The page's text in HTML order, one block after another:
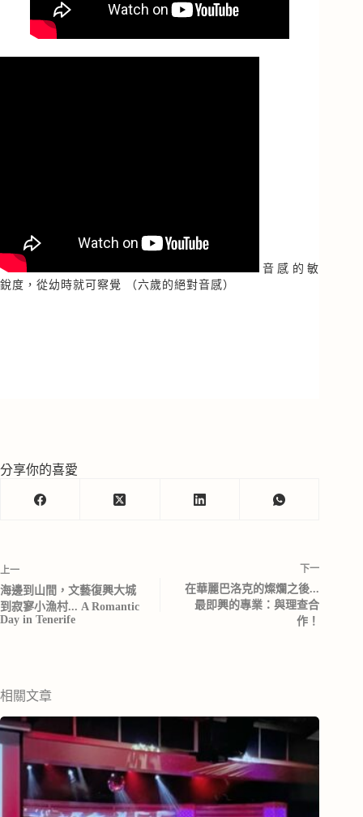
音感的敏
銳度，從幼時就可察覺 （六歲的絕對音感）
分享你的喜愛
上一
海邊到山間，文藝復興大城
到寂寥小漁村... A Romantic
Day in Tenerife
下一
在華麗巴洛克的燦爛之後...
最即興的專業：與理查合
作！
相關文章